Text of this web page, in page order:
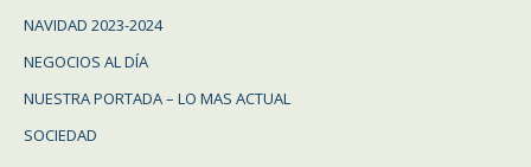
NAVIDAD 2023-2024
NEGOCIOS AL DÍA
NUESTRA PORTADA – LO MAS ACTUAL
SOCIEDAD